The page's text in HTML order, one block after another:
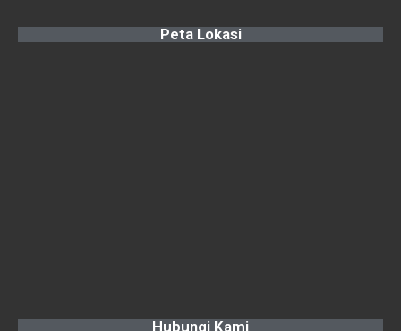
Peta Lokasi
Hubungi Kami